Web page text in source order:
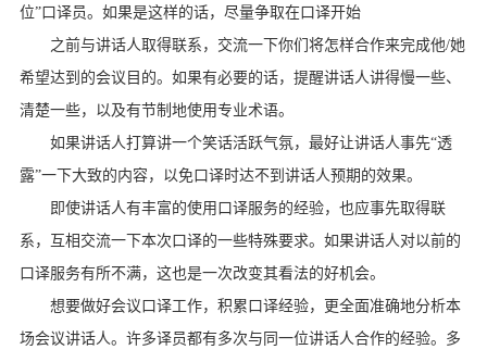
位”口译员。如果是这样的话，尽量争取在口译开始
之前与讲话人取得联系，交流一下你们将怎样合作来完成他/她
希望达到的会议目的。如果有必要的话，提醒讲话人讲得慢一些、
清楚一些，以及有节制地使用专业术语。
如果讲话人打算讲一个笑话活跃气氛，最好让讲话人事先“透
露”一下大致的内容，以免口译时达不到讲话人预期的效果。
即使讲话人有丰富的使用口译服务的经验，也应事先取得联
系，互相交流一下本次口译的一些特殊要求。如果讲话人对以前的
口译服务有所不满，这也是一次改变其看法的好机会。
想要做好会议口译工作，积累口译经验，更全面准确地分析本
场会议讲话人。许多译员都有多次与同一位讲话人合作的经验。多